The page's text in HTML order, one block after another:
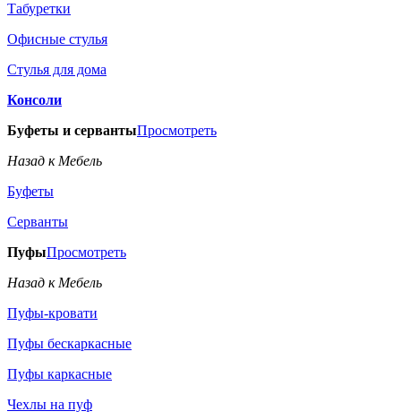
Табуретки
Офисные стулья
Стулья для дома
Консоли
Буфеты и сервантыПросмотреть
Назад к Мебель
Буфеты
Серванты
ПуфыПросмотреть
Назад к Мебель
Пуфы-кровати
Пуфы бескаркасные
Пуфы каркасные
Чехлы на пуф